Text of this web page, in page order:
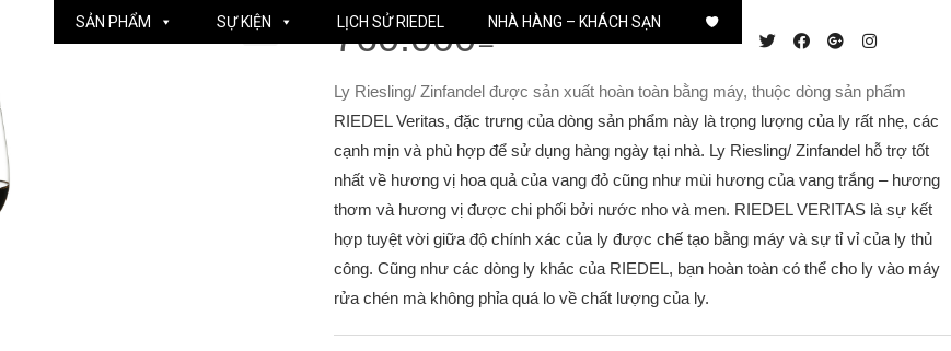
SẢN PHẨM SỰ KIỆN LỊCH SỬ RIEDEL NHÀ HÀNG – KHÁCH SẠN
760.000₫
Ly Riesling/ Zinfandel được sản xuất hoàn toàn bằng máy, thuộc dòng sản phẩm
RIEDEL Veritas, đặc trưng của dòng sản phẩm này là trọng lượng của ly rất nhẹ, các
cạnh mịn và phù hợp để sử dụng hàng ngày tại nhà. Ly Riesling/ Zinfandel hỗ trợ tốt
nhất về hương vị hoa quả của vang đỏ cũng như mùi hương của vang trắng – hương
thơm và hương vị được chi phối bởi nước nho và men. RIEDEL VERITAS là sự kết
hợp tuyệt vời giữa độ chính xác của ly được chế tạo bằng máy và sự tỉ vỉ của ly thủ
công. Cũng như các dòng ly khác của RIEDEL, bạn hoàn toàn có thể cho ly vào máy
rửa chén mà không phỉa quá lo về chất lượng của ly.